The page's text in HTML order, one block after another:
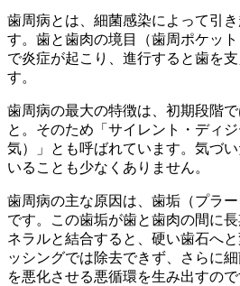
歯周病とは、細菌感染によって引
す。歯と歯肉の境目（歯周ポケッ
で炎症が起こり、進行すると歯を
す。
歯周病の最大の特徴は、初期段階
と。そのため「サイレント・ディ
気）」とも呼ばれています。気づ
いることも少なくありません。
歯周病の主な原因は、歯垢（プラ
です。この歯垢が歯と歯肉の間に
ネラルと結合すると、硬い歯石へ
ッシングでは除去できず、さらに
を悪化させる悪循環を生み出すので